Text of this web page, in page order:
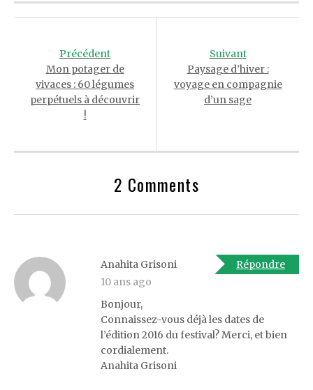
navigationPrécédent
Mon potager de
vivaces : 60 légumes
perpétuels à découvrir
!
Suivant
Paysage d’hiver :
voyage en compagnie
d’un sage
2 Comments
Anahita Grisoni
10 ans ago
Répondre
Bonjour,
Connaissez-vous déjà les dates de
l’édition 2016 du festival? Merci, et bien
cordialement.
Anahita Grisoni